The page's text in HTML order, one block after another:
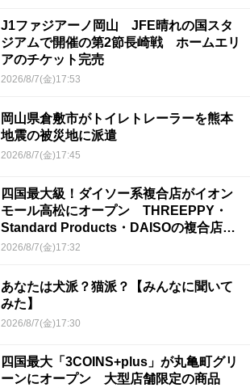
J1ファジアーノ岡山 JFE晴れの国スタ
ジアムで開催の第2節長崎戦 ホームエリ
アのチケット完売
2026/8/7(金)17:53
岡山県倉敷市がトイレトレーラーを熊本
地震の被災地に派遣
2026/8/7(金)17:45
四国最大級！ダイソー系複合店がイオン
モール高松にオープン THREEPPY・
Standard Products・DAISOの複合店は
香川県初
2026/8/7(金)17:32
あなたは犬派？猫派？【みんなに聞いて
みた】
2026/8/7(金)17:30
四国最大「3COINS+plus」が丸亀町グリ
ーンにオープン 大型店舗限定の商品